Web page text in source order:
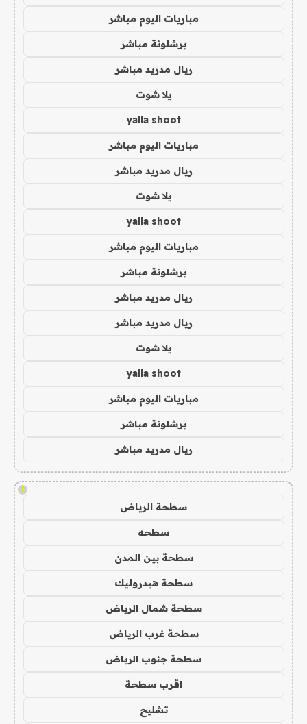
مباريات اليوم مباشر
برشلونة مباشر
ريال مدريد مباشر
يلا شوت
yalla shoot
مباريات اليوم مباشر
ريال مدريد مباشر
يلا شوت
yalla shoot
مباريات اليوم مباشر
برشلونة مباشر
ريال مدريد مباشر
ريال مدريد مباشر
يلا شوت
yalla shoot
مباريات اليوم مباشر
برشلونة مباشر
ريال مدريد مباشر
!
سطحة الرياض
سطحه
سطحة بين المدن
سطحة هيدروليك
سطحة شمال الرياض
سطحة غرب الرياض
سطحة جنوب الرياض
اقرب سطحة
تشليح